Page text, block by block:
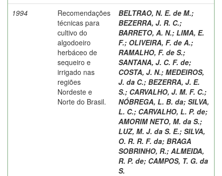
1994
Recomendações
técnicas para
cultivo do
algodoeiro
herbáceo de
sequeiro e
irrigado nas
regiões
Nordeste e
Norte do Brasil.
BELTRAO, N. E. de M.;
BEZERRA, J. R. C.;
BARRETO, A. N.; LIMA, E.
F.; OLIVEIRA, F. de A.;
RAMALHO, F. de S.;
SANTANA, J. C. F. de;
COSTA, J. N.; MEDEIROS,
J. da C.; BEZERRA, J. E.
S.; CARVALHO, J. M. F. C.;
NÓBREGA, L. B. da; SILVA,
L. C.; CARVALHO, L. P. de;
AMORIM NETO, M. da S.;
LUZ, M. J. da S. E.; SILVA,
O. R. R. F. da; BRAGA
SOBRINHO, R.; ALMEIDA,
R. P. de; CAMPOS, T. G. da
S.